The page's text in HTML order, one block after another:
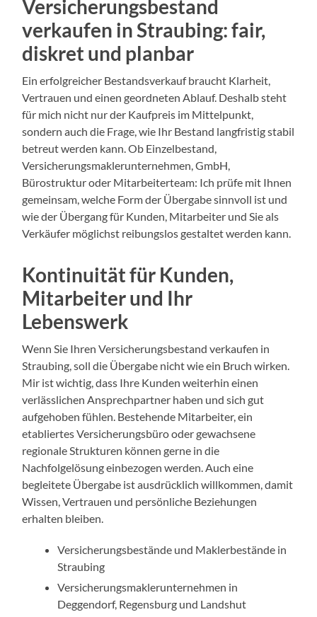
Versicherungsbestand
verkaufen in Straubing: fair,
diskret und planbar
Ein erfolgreicher Bestandsverkauf braucht Klarheit,
Vertrauen und einen geordneten Ablauf. Deshalb steht
für mich nicht nur der Kaufpreis im Mittelpunkt,
sondern auch die Frage, wie Ihr Bestand langfristig stabil
betreut werden kann. Ob Einzelbestand,
Versicherungsmaklerunternehmen, GmbH,
Bürostruktur oder Mitarbeiterteam: Ich prüfe mit Ihnen
gemeinsam, welche Form der Übergabe sinnvoll ist und
wie der Übergang für Kunden, Mitarbeiter und Sie als
Verkäufer möglichst reibungslos gestaltet werden kann.
Kontinuität für Kunden,
Mitarbeiter und Ihr
Lebenswerk
Wenn Sie Ihren Versicherungsbestand verkaufen in
Straubing, soll die Übergabe nicht wie ein Bruch wirken.
Mir ist wichtig, dass Ihre Kunden weiterhin einen
verlässlichen Ansprechpartner haben und sich gut
aufgehoben fühlen. Bestehende Mitarbeiter, ein
etabliertes Versicherungsbüro oder gewachsene
regionale Strukturen können gerne in die
Nachfolgelösung einbezogen werden. Auch eine
begleitete Übergabe ist ausdrücklich willkommen, damit
Wissen, Vertrauen und persönliche Beziehungen
erhalten bleiben.
Versicherungsbestände und Maklerbestände in
Straubing
Versicherungsmaklerunternehmen in
Deggendorf, Regensburg und Landshut